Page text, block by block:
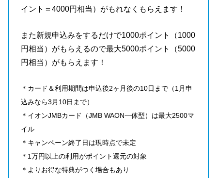
イント＝4000円相当）がもれなくもらえます！
また新規申込みをするだけで1000ポイント（1000
円相当）がもらえるので最大5000ポイント（5000
円相当）がもらえます！
＊カード＆利用期間は申込後2ヶ月後の10日まで（1月申
込みなら3月10日まで）
＊イオンJMBカード（JMB WAON一体型）は最大2500マ
イル
＊キャンペーン終了日は現時点で未定
＊1万円以上の利用がポイント還元の対象
＊よりお得な特典がつく場合もあり